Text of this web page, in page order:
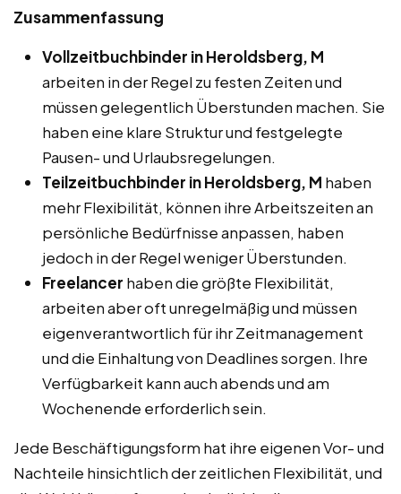
Zusammenfassung
Vollzeitbuchbinder in Heroldsberg, M
arbeiten in der Regel zu festen Zeiten und
müssen gelegentlich Überstunden machen. Sie
haben eine klare Struktur und festgelegte
Pausen- und Urlaubsregelungen.
Teilzeitbuchbinder in Heroldsberg, M haben
mehr Flexibilität, können ihre Arbeitszeiten an
persönliche Bedürfnisse anpassen, haben
jedoch in der Regel weniger Überstunden.
Freelancer haben die größte Flexibilität,
arbeiten aber oft unregelmäßig und müssen
eigenverantwortlich für ihr Zeitmanagement
und die Einhaltung von Deadlines sorgen. Ihre
Verfügbarkeit kann auch abends und am
Wochenende erforderlich sein.
Jede Beschäftigungsform hat ihre eigenen Vor- und
Nachteile hinsichtlich der zeitlichen Flexibilität, und